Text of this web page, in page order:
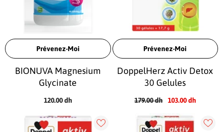
Prévenez-Moi
BIONUVA Magnesium
Glycinate
120.00 dh
Prévenez-Moi
DoppelHerz Activ Detox
30 Gelules
179.00 dh 103.00 dh